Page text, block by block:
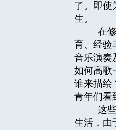
了。即使
生。
在修
育、经验
音乐演奏
如何高歌
谁来描绘
青年们看
这些
生活，由